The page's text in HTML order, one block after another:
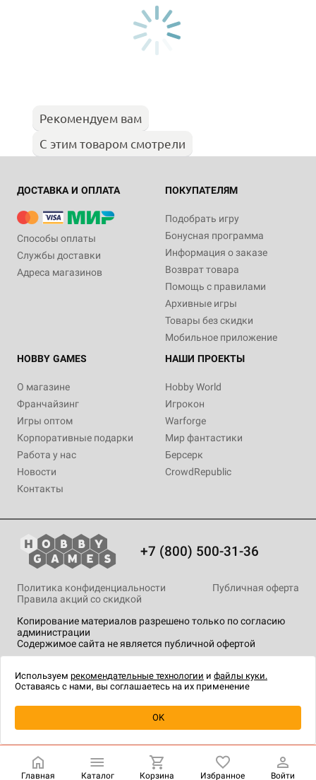
Уведомить о наличии
Рекомендуем вам
С этим товаром смотрели
ДОСТАВКА И ОПЛАТА
Способы оплаты
Службы доставки
Адреса магазинов
ПОКУПАТЕЛЯМ
Подобрать игру
Бонусная программа
Информация о заказе
Возврат товара
Помощь с правилами
Архивные игры
Товары без скидки
Мобильное приложение
HOBBY GAMES
О магазине
Франчайзинг
Игры оптом
Корпоративные подарки
Работа у нас
Новости
Контакты
НАШИ ПРОЕКТЫ
Hobby World
Игрокон
Warforge
Мир фантастики
Берсерк
CrowdRepublic
+7 (800) 500-31-36
Копирование материалов разрешено только по согласию
администрации
Содержимое сайта не является публичной офертой
Политика конфиденциальности
Публичная оферта
Правила акций со скидкой
технологии.
Главная Каталог Корзина Избранное Войти
Используем рекомендательные технологии и файлы куки.
Оставаясь с нами, вы соглашаетесь на их применение
OK